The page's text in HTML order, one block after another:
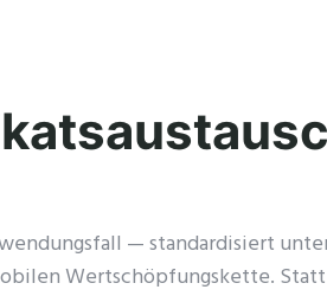
— standardisiert
Wertschöpfungskette.